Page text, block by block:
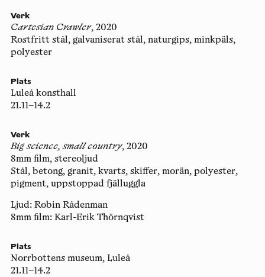
Verk
Cartesian Crawler, 2020
Rostfritt stål, galvaniserat stål, naturgips, minkpäls,
polyester
Plats
Luleå konsthall
21.11–14.2
Verk
Big science, small country, 2020
8mm film, stereoljud
Stål, betong, granit, kvarts, skiffer, morän, polyester,
pigment, uppstoppad fjälluggla
Ljud: Robin Rådenman
8mm film: Karl-Erik Thörnqvist
Plats
Norrbottens museum, Luleå
21.11–14.2